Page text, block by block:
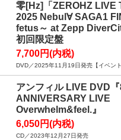
零[Hz]「ZEROHZ LIVE
2025 Nebul∀ SAGA1
fetus～ at Zepp
初回限定盤
7,700円(内税)
DVD／2025年11月19日発売【イベント
アンフィル LIVE DVD
ANNIVERSARY LIVE
Overwhelm&feel.』
6,050円(内税)
CD／2023年12月27日発売